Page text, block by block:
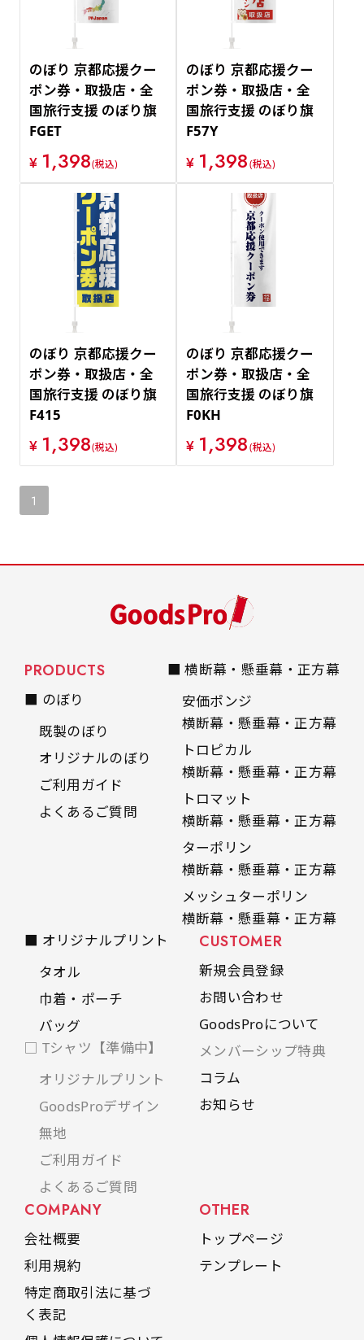
のぼり 京都応援クー
ポン券・取扱店・全
国旅行支援 のぼり旗
FGET
¥ 1,398(税込)
のぼり 京都応援クー
ポン券・取扱店・全
国旅行支援 のぼり旗
F57Y
¥ 1,398(税込)
のぼり 京都応援クー
ポン券・取扱店・全
国旅行支援 のぼり旗
F415
¥ 1,398(税込)
のぼり 京都応援クー
ポン券・取扱店・全
国旅行支援 のぼり旗
F0KH
¥ 1,398(税込)
1
PRODUCTS
■ のぼり
既製のぼり
オリジナルのぼり
ご利用ガイド
よくあるご質問
■ 横断幕・懸垂幕・正方幕
安価ポンジ
横断幕・懸垂幕・正方幕
トロピカル
横断幕・懸垂幕・正方幕
トロマット
横断幕・懸垂幕・正方幕
ターポリン
横断幕・懸垂幕・正方幕
メッシュターポリン
横断幕・懸垂幕・正方幕
■ オリジナルプリント
タオル
巾着・ポーチ
バッグ
□ Tシャツ【準備中】
オリジナルプリント
GoodsProデザイン
無地
ご利用ガイド
よくあるご質問
CUSTOMER
新規会員登録
お問い合わせ
GoodsProについて
メンバーシップ特典
コラム
お知らせ
COMPANY
会社概要
利用規約
特定商取引法に基づ
く表記
OTHER
トップページ
テンプレート